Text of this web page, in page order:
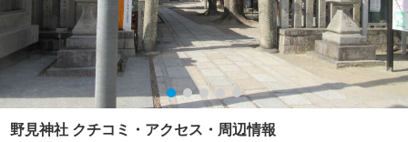
野見神社 クチコミ・アクセス・周辺情報